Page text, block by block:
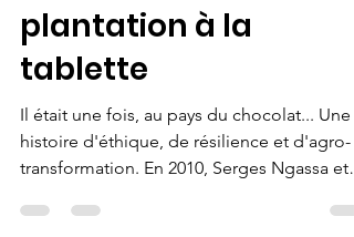
"Farm to Bar" : De la
plantation à la
tablette
Il était une fois, au pays du chocolat... Une
histoire d'éthique, de résilience et d'agro-